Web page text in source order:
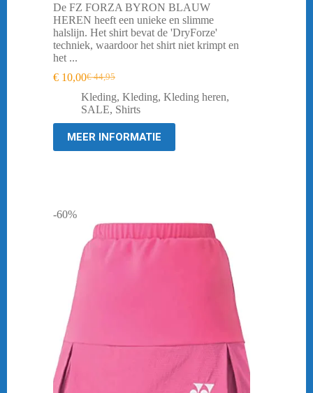
De FZ FORZA BYRON BLAUW
HEREN heeft een unieke en slimme
halslijn. Het shirt bevat de 'DryForze'
techniek, waardoor het shirt niet krimpt en
het ...
€44,95
Oorspronkelijke
prijs
was:
€ 10,00Huidige
prijs
is:
Kleding, Kleding, Kleding heren,
SALE, Shirts
MEER INFORMATIE
-60%